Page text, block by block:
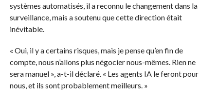
systèmes automatisés, il a reconnu le changement dans la
surveillance, mais a soutenu que cette direction était
inévitable.
« Oui, il y a certains risques, mais je pense qu’en fin de
compte, nous n’allons plus négocier nous-mêmes. Rien ne
sera manuel », a-t-il déclaré. « Les agents IA le feront pour
nous, et ils sont probablement meilleurs. »